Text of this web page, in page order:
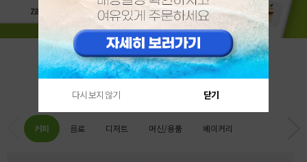
카테고리 베스트
커피 음료 디저트 머신/용품 베이커리
다시 보지 않기 닫기